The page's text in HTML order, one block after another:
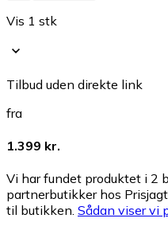
Vis 1 stk
Tilbud uden direkte link
fra
1.399 kr.
Vi har fundet produktet i 2
partnerbutikker hos
til butikken. Sådan viser vi